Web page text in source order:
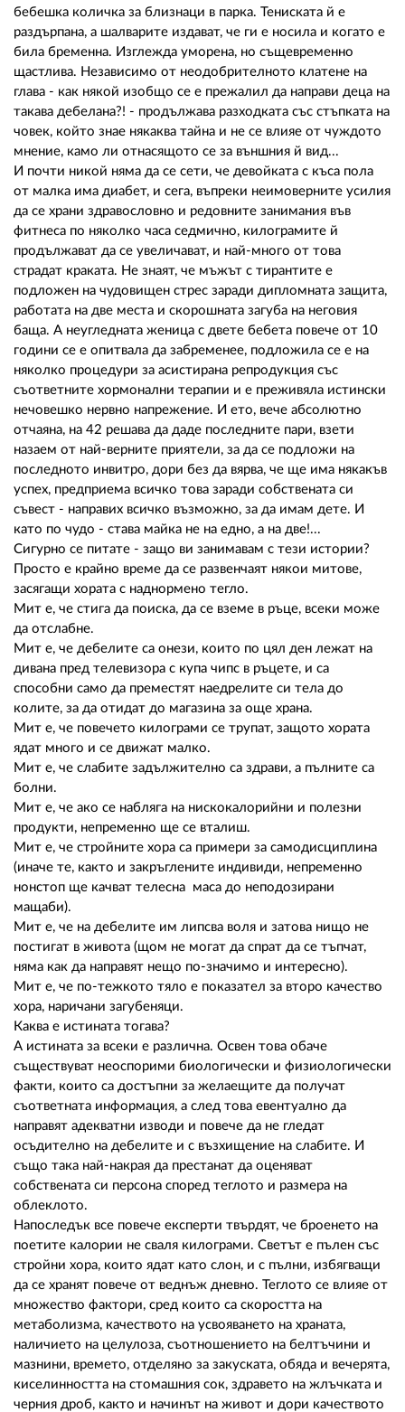
бебешка количка за близнаци в парка. Тениската й е
раздърпана, а шалварите издават, че ги е носила и когато е
била бременна. Изглежда уморена, но същевременно
щастлива. Независимо от неодобрителното клатене на
глава - как някой изобщо се е прежалил да направи деца на
такава дебелана?! - продължава разходката със стъпката на
човек, който знае някаква тайна и не се влияе от чуждото
мнение, камо ли отнасящото се за външния й вид...
И почти никой няма да се сети, че девойката с къса пола
от малка има диабет, и сега, въпреки неимоверните усилия
да се храни здравословно и редовните занимания във
фитнеса по няколко часа седмично, килограмите й
продължават да се увеличават, и най-много от това
страдат краката. Не знаят, че мъжът с тирантите е
подложен на чудовищен стрес заради дипломната защита,
работата на две места и скорошната загуба на неговия
баща. А неугледната женица с двете бебета повече от 10
години се е опитвала да забременее, подложила се е на
няколко процедури за асистирана репродукция със
съответните хормонални терапии и е преживяла истински
нечовешко нервно напрежение. И ето, вече абсолютно
отчаяна, на 42 решава да даде последните пари, взети
назаем от най-верните приятели, за да се подложи на
последното инвитро, дори без да вярва, че ще има някакъв
успех, предприема всичко това заради собствената си
съвест - направих всичко възможно, за да имам дете. И
като по чудо - става майка не на едно, а на две!...
Сигурно се питате - защо ви занимавам с тези истории?
Просто е крайно време да се развенчаят някои митове,
засягащи хората с наднормено тегло.
Мит е, че стига да поиска, да се вземе в ръце, всеки може
да отслабне.
Мит е, че дебелите са онези, които по цял ден лежат на
дивана пред телевизора с купа чипс в ръцете, и са
способни само да преместят наедрелите си тела до
колите, за да отидат до магазина за още храна.
Мит е, че повечето килограми се трупат, защото хората
ядат много и се движат малко.
Мит е, че слабите задължително са здрави, а пълните са
болни.
Мит е, че ако се набляга на нискокалорийни и полезни
продукти, непременно ще се вталиш.
Мит е, че стройните хора са примери за самодисциплина
(иначе те, както и закръглените индивиди, непременно
нонстоп ще качват телесна маса до неподозирани
мащаби).
Мит е, че на дебелите им липсва воля и затова нищо не
постигат в живота (щом не могат да спрат да се тъпчат,
няма как да направят нещо по-значимо и интересно).
Мит е, че по-тежкото тяло е показател за второ качество
хора, наричани загубеняци.
Каква е истината тогава?
А истината за всеки е различна. Освен това обаче
съществуват неоспорими биологически и физиологически
факти, които са достъпни за желаещите да получат
съответната информация, а след това евентуално да
направят адекватни изводи и повече да не гледат
осъдително на дебелите и с възхищение на слабите. И
също така най-накрая да престанат да оценяват
собствената си персона според теглото и размера на
облеклото.
Напоследък все повече експерти твърдят, че броенето на
поетите калории не сваля килограми. Светът е пълен със
стройни хора, които ядат като слон, и с пълни, избягващи
да се хранят повече от веднъж дневно. Теглото се влияе от
множество фактори, сред които са скоростта на
метаболизма, качеството на усвояването на храната,
наличието на целулоза, съотношението на белтъчини и
мазнини, времето, отделяно за закуската, обяда и вечерята,
киселинността на стомашния сок, здравето на жлъчката и
черния дроб, както и начинът на живот и дори качеството